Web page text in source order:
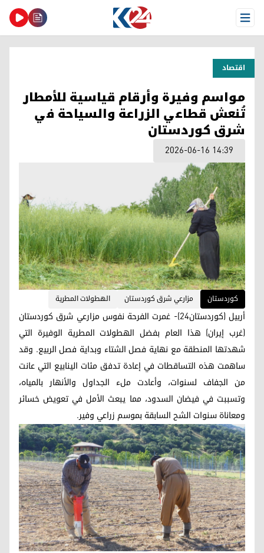
Open Menu
اقتصاد
مواسم وفيرة وأرقام قياسية للأمطار
تُنعش قطاعي الزراعة والسياحة في
شرق كوردستان
2026-06-16 14:39
کوردستان مزارعي شرق كوردستان الهطولات المطرية
أربيل (كوردستان24)- غمرت الفرحة نفوس مزارعي شرق كوردستان
(غرب إيران) هذا العام بفضل الهطولات المطرية الوفيرة التي
شهدتها المنطقة مع نهاية فصل الشتاء وبداية فصل الربيع. وقد
ساهمت هذه التساقطات في إعادة تدفق مئات الينابيع التي عانت
من الجفاف لسنوات، وأعادت ملء الجداول والأنهار بالمياه،
وتسببت في فيضان السدود، مما يبعث الأمل في تعويض خسائر
ومعاناة سنوات الشح السابقة بموسم زراعي وفير.